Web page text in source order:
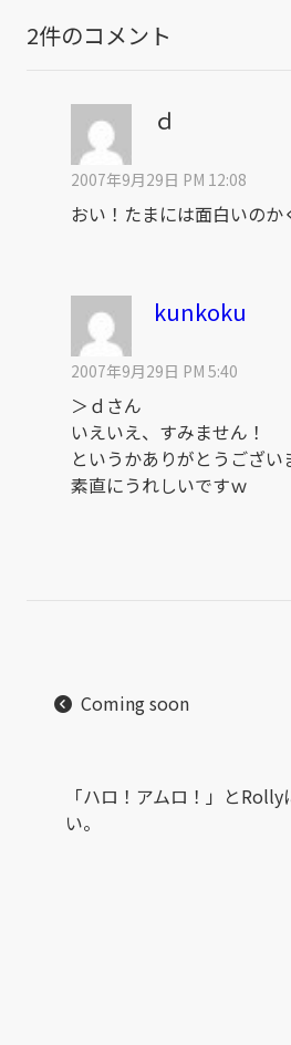
2件のコメント
ｄ
2007年9月29日 PM 12:08
おい！たまには面白いのか
kunkoku
2007年9月29日 PM 5:40
＞ｄさん
いえいえ、すみません！
というかありがとうござ
素直にうれしいですｗ
Coming soon
「ハロ！アムロ！」と
い。